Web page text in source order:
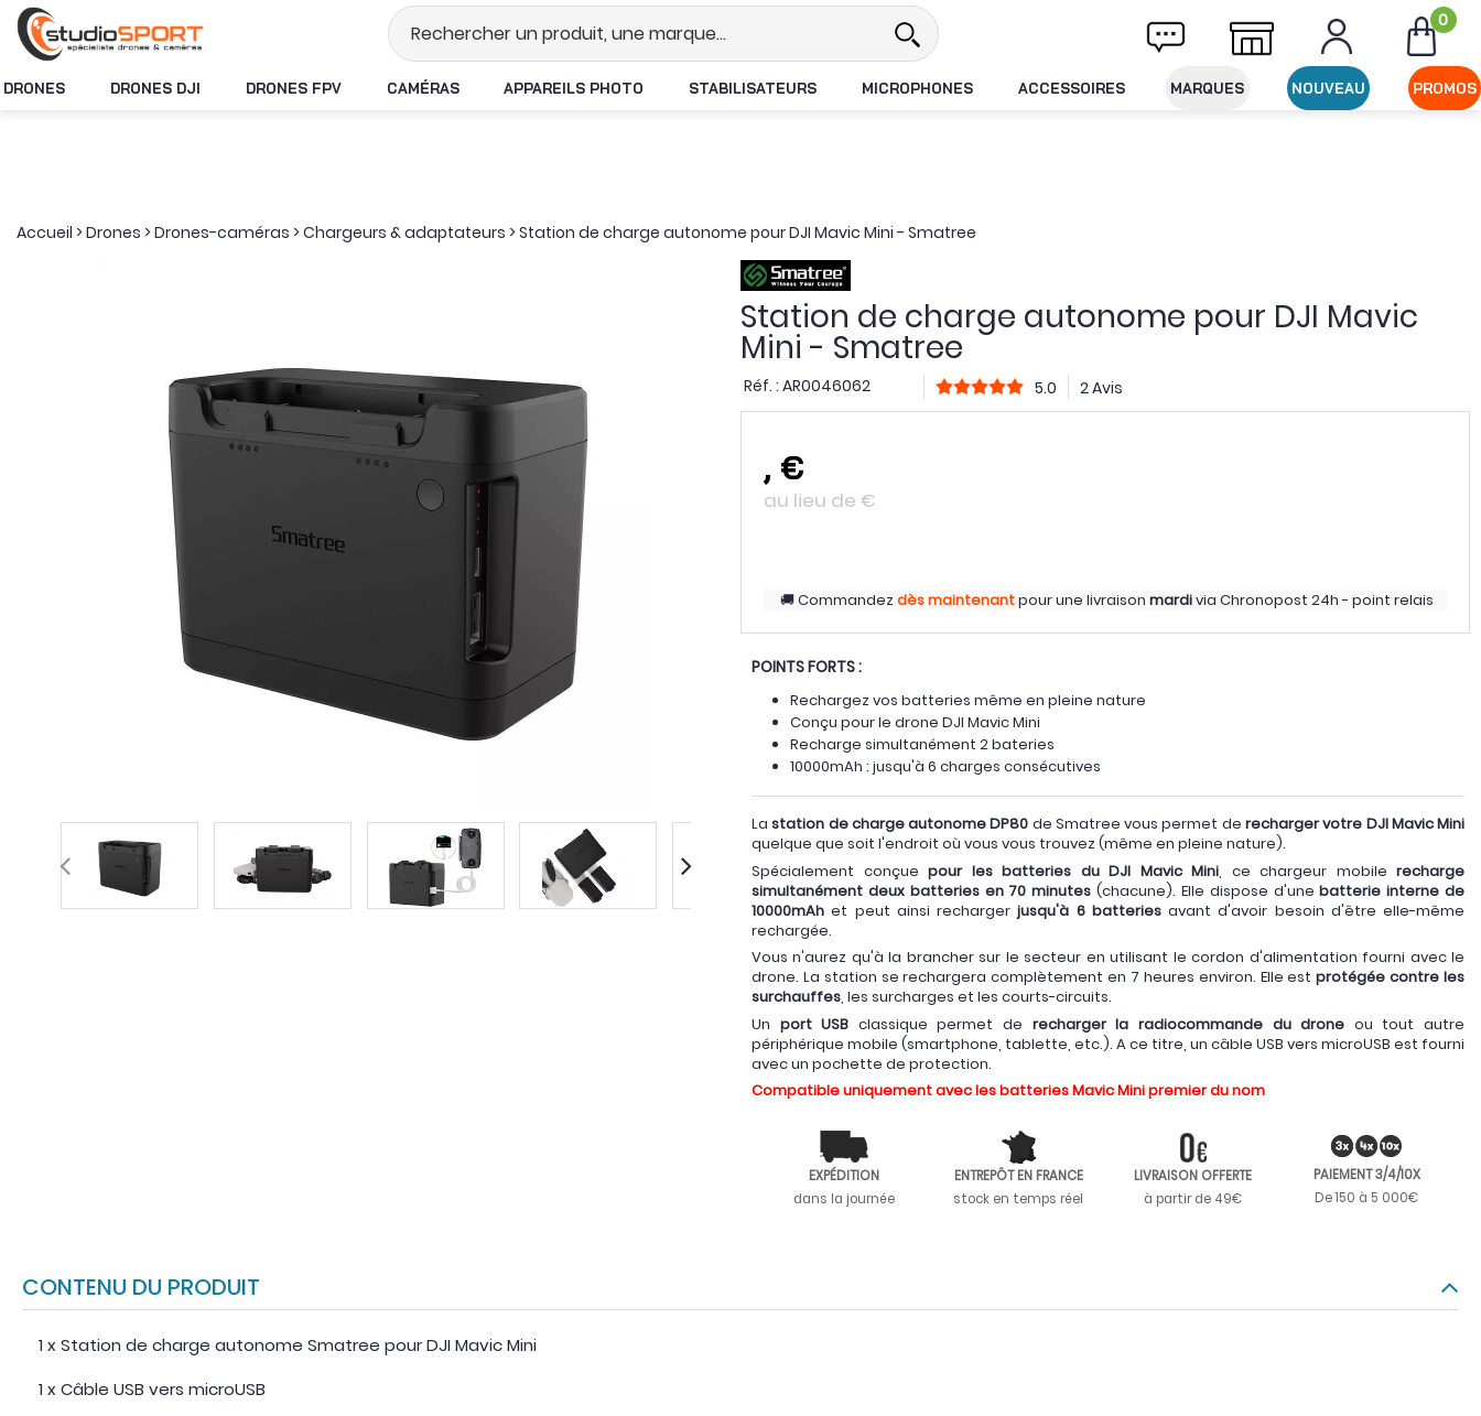
Stock en temps réel Livraison offerte dès 49€ d'achat 0
DRONES DRONES DJI DRONES FPV CAMÉRAS APPAREILS PHOTO STABILISATEURS MICROPHONES ACCESSOIRES MARQUES NOUVEAU PROMOS
Accueil >Drones >Drones-caméras >Chargeurs & adaptateurs >Station de charge autonome pour DJI Mavic Mini - Smatree
Station de charge autonome pour DJI Mavic
Mini - Smatree
Réf. : AR0046062 5.0 2 Avis
, €
au lieu de €
Commandezdès maintenantpour une livraison mardivia Chronopost 24h - point relais
POINTS FORTS :
Rechargez vos batteries même en pleine nature
Conçu pour le drone DJI Mavic Mini
Recharge simultanément 2 bateries
10000mAh : jusqu'à 6 charges consécutives
Lastation de charge autonome DP80 de Smatree vous permet de recharger votre DJI Mavic Mini
quelque que soit l'endroit où vous vous trouvez (même en pleine nature).
Spécialement conçue pour les batteries du DJI Mavic Mini , ce chargeur mobile recharge
simultanément deux batteries en 70 minutes (chacune). Elle dispose d'unebatterie interne de
10000mAh et peut ainsi rechargerjusqu'à 6 batteriesavant d'avoir besoin d'être elle-même
rechargée.
Vous n'aurez qu'à la brancher sur le secteur en utilisant le cordon d'alimentation fourni avec le
drone. La station se rechargera complètement en 7 heures environ. Elle estprotégée contre les
surchauffes, les surcharges et les courts-circuits.
Un port USB classique permet de recharger la radiocommande du drone ou tout autre
périphérique mobile (smartphone, tablette, etc.). A ce titre, un câble USB vers microUSB est fourni
avec un pochette de protection.
Compatible uniquement avec les batteries Mavic Mini premier du nom
EXPÉDITION
dans la journée
ENTREPÔT EN FRANCE
stock en temps réel
LIVRAISON OFFERTE
à partir de 49€
PAIEMENT 3/4/10X
De 150 à 5 000€
CONTENU DU PRODUIT
1 x Station de charge autonome Smatree pour DJI Mavic Mini
1 x Câble USB vers microUSB